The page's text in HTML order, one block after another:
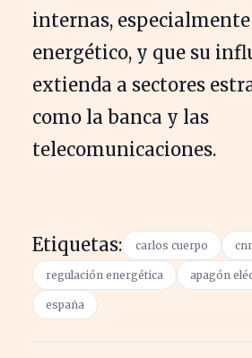
internas,
energético, y que su
extienda a sectores
como la banca y las
telecomunicaciones.
Etiquetas: carlos cuerpo
regulación energética apagón
españa